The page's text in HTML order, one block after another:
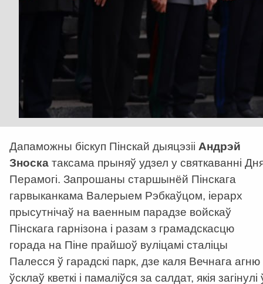
Дапаможны біскуп Пінскай дыяцэзіі Андрэй
Зноска таксама прыняў удзел у святкаванні
Перамогі. Запрошаны старшынёй Пінскага
гарвыканкама Валерыем Рэбкаўцом, іерарх
прысутнічаў на ваенным парадзе войскаў
Пінскага гарнізона і разам з грамадскасцю
горада на Піне прайшоў вуліцамі сталіцы
Палесся ў гарадскі парк, дзе каля Вечнага агню
ўсклаў кветкі і памаліўся за салдат, якія загінулі